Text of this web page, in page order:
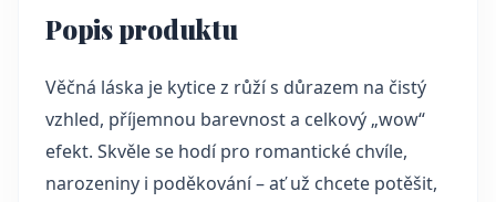
Popis produktu
Věčná láska je kytice z růží s důrazem na čistý
vzhled, příjemnou barevnost a celkový „wow“
efekt. Skvěle se hodí pro romantické chvíle,
narozeniny i poděkování – ať už chcete potěšit,